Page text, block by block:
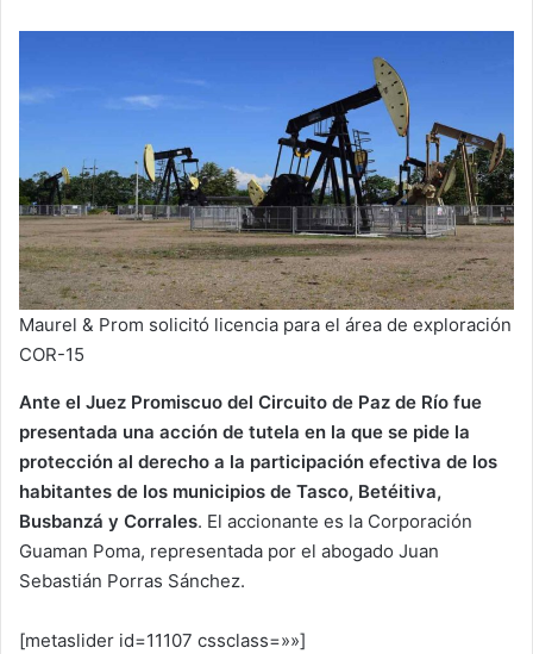
Maurel & Prom solicitó licencia para el área de exploración
COR-15
Ante el Juez Promiscuo del Circuito de Paz de Río fue
presentada una acción de tutela en la que se pide la
protección al derecho a la participación efectiva de los
habitantes de los municipios de Tasco, Betéitiva,
Busbanzá y Corrales. El accionante es la Corporación
Guaman Poma, representada por el abogado Juan
Sebastián Porras Sánchez.
[metaslider id=11107 cssclass=»»]